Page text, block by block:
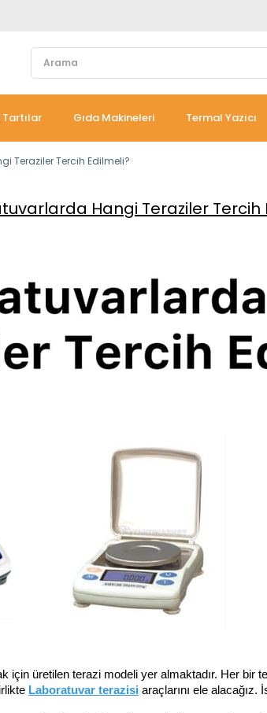
Gıda Makineleri Termal Yazıcı
Teraziler Tercih Edilmeli?
Hangi Teraziler Tercih
için üretilen terazi modeli yer almaktadır. Her bir
Laboratuvar terazisi araçlarını ele alacağız.